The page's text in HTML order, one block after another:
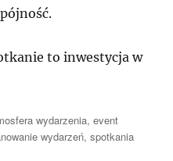
to inwestycja w
wydarzenia,event
wydarzeń,spotkania